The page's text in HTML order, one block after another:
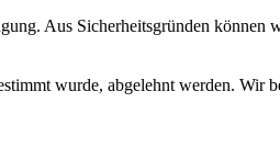
Aus Sicherheitsgründen können
wurde, abgelehnt werden. Wir